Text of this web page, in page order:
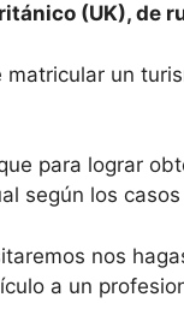
(UK), de
un
para lograr
según los
nos
a un